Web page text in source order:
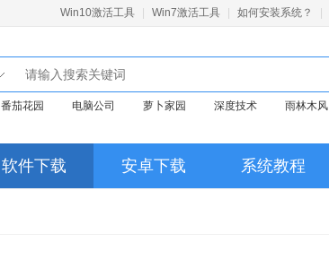
Win10激活工具 Win7激活工具 如何安装系统？
番茄花园 电脑公司 萝卜家园 深度技术 雨林木风
软件下载 安卓下载 系统教程